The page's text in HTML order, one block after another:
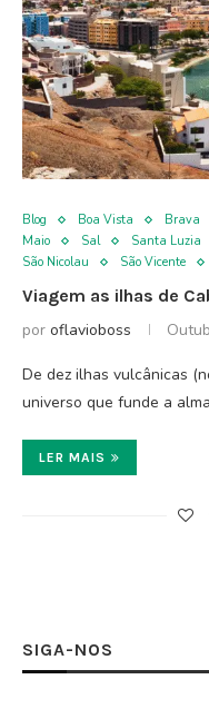
Blog Boa Vista Brava
Maio
Sal Santa Luzia
São Nicolau
São Vicente
Viagem as ilhas de
por oflavioboss
De dez ilhas vulcânicas
universo que funde a
LER MAIS
SIGA-NOS